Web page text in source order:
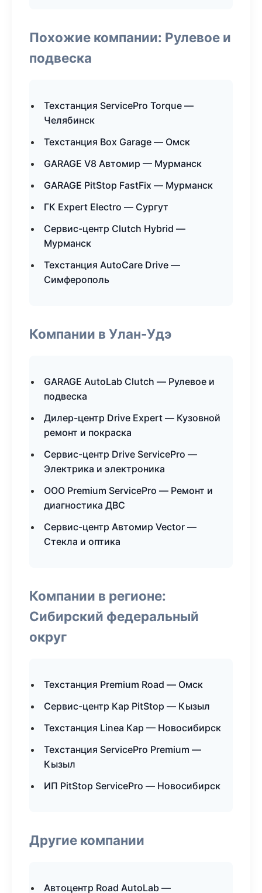
Похожие компании: Рулевое и
подвеска
Техстанция ServicePro Torque —
Челябинск
Техстанция Box Garage — Омск
GARAGE V8 Автомир — Мурманск
GARAGE PitStop FastFix — Мурманск
ГК Expert Electro — Сургут
Сервис-центр Clutch Hybrid —
Мурманск
Техстанция AutoCare Drive —
Симферополь
Компании в Улан-Удэ
GARAGE AutoLab Clutch — Рулевое и
подвеска
Дилер-центр Drive Expert — Кузовной
ремонт и покраска
Сервис-центр Drive ServicePro —
Электрика и электроника
ООО Premium ServicePro — Ремонт и
диагностика ДВС
Сервис-центр Автомир Vector —
Стекла и оптика
Компании в регионе:
Сибирский федеральный
округ
Техстанция Premium Road — Омск
Сервис-центр Кар PitStop — Кызыл
Техстанция Linea Кар — Новосибирск
Техстанция ServicePro Premium —
Кызыл
ИП PitStop ServicePro — Новосибирск
Другие компании
Автоцентр Road AutoLab —